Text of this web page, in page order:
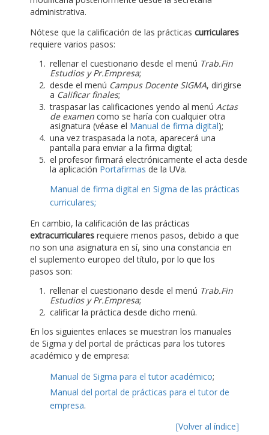
administrativa.
Nótese que la calificación de las prácticas curriculares
requiere varios pasos:
rellenar el cuestionario desde el menú Trab.Fin
Estudios y Pr.Empresa;
desde el menú Campus Docente SIGMA, dirigirse
a Calificar finales;
traspasar las calificaciones yendo al menú Actas
de examen como se haría con cualquier otra
asignatura (véase el Manual de firma digital);
una vez traspasada la nota, aparecerá una
pantalla para enviar a la firma digital;
el profesor firmará electrónicamente el acta desde
la aplicación Portafirmas de la UVa.
Manual de firma digital en Sigma de las prácticas
curriculares;
En cambio, la calificación de las prácticas
extracurriculares requiere menos pasos, debido a que
no son una asignatura en sí, sino una constancia en
el suplemento europeo del título, por lo que los
pasos son:
rellenar el cuestionario desde el menú Trab.Fin
Estudios y Pr.Empresa;
calificar la práctica desde dicho menú.
En los siguientes enlaces se muestran los manuales
de Sigma y del portal de prácticas para los tutores
académico y de empresa:
Manual de Sigma para el tutor académico;
Manual del portal de prácticas para el tutor de
empresa.
[Volver al índice]